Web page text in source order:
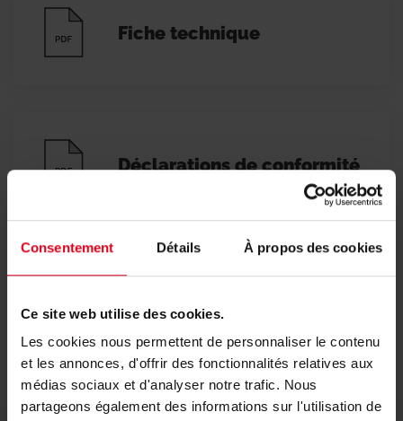
Consentement Détails À propos des cookies
Ce site web utilise des cookies.
Les cookies nous permettent de personnaliser le contenu
et les annonces, d'offrir des fonctionnalités relatives aux
médias sociaux et d'analyser notre trafic. Nous
partageons également des informations sur l'utilisation de
Fiche technique
Déclarations de conformité
Vidéo